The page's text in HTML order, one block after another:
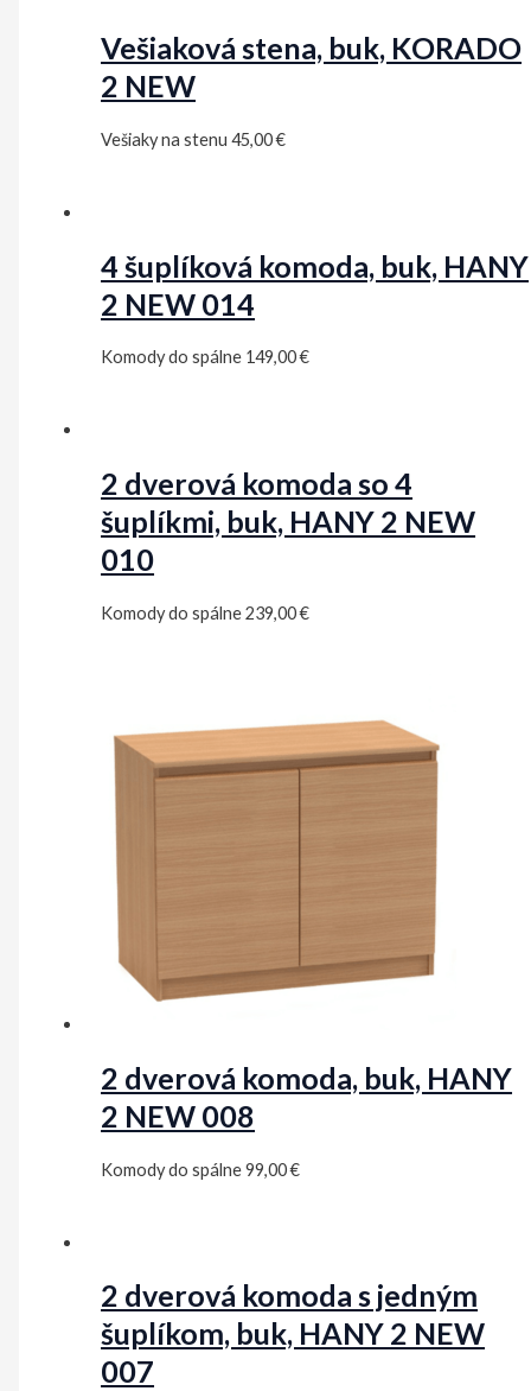
Vešiaková stena, buk, KORADO
2 NEW
Vešiaky na stenu45,00€
4 šuplíková komoda, buk, HANY
2 NEW 014
Komody do spálne 149,00€
2 dverová komoda so 4
šuplíkmi, buk, HANY 2 NEW
010
Komody do spálne239,00€
2 dverová komoda, buk, HANY
2 NEW 008
Komody do spálne99,00€
2 dverová komoda s jedným
šuplíkom, buk, HANY 2 NEW
007